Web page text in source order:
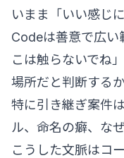
いまま「いい感じ
Codeは善意で広い
こは触らないでね
場所だと判断するか
特に引き継ぎ案件
ル、命名の癖、な
こうした文脈はコ